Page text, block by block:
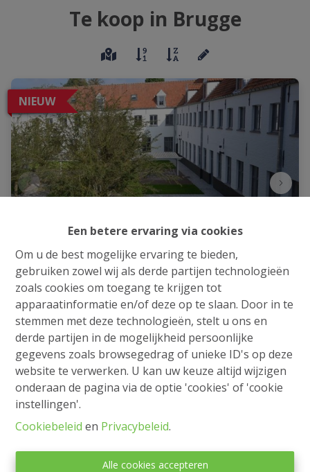
Een betere ervaring via cookies
Om u de best mogelijke ervaring te bieden,
gebruiken zowel wij als derde partijen technologieën
zoals cookies om toegang te krijgen tot
apparaatinformatie en/of deze op te slaan. Door in te
stemmen met deze technologieën, stelt u ons en
derde partijen in de mogelijkheid persoonlijke
gegevens zoals browsegedrag of unieke ID's op deze
website te verwerken. U kan uw keuze altijd wijzigen
onderaan de pagina via de optie 'cookies' of 'cookie
instellingen'.
Cookiebeleid en Privacybeleid.
Alle cookies accepteren
Te koop in Brugge
NIEUW
Ruime studenten kamer met eigen sanitair
en keuken
Werkhuisstraat 7-9, 8000 Brugge |Ref: 2240
€ 145.000
1 1